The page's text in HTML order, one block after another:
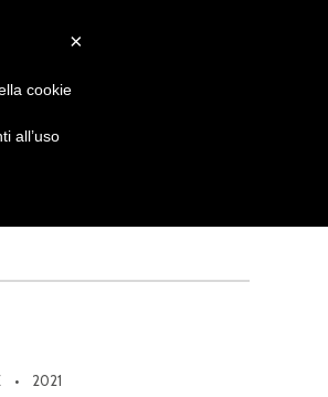
NONNO PASTICCIERE
2021
×
cookie
all’uso